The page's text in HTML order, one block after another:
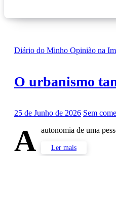
Diário do Minho Opinião na
O urbanismo
25 de Junho de 2026 Sem
A autonomia de uma
Ler mais